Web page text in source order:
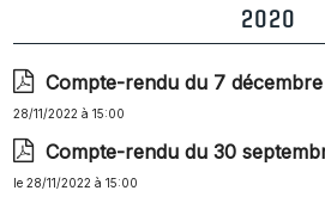
2020
Compte-rendu du 7
28/11/2022 à 15:00
Compte-rendu du 30
le 28/11/2022 à 15:00